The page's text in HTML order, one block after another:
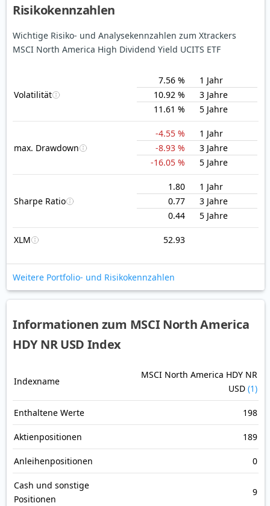
Risikokennzahlen
Wichtige Risiko- und Analysekennzahlen zum Xtrackers
MSCI North America High Dividend Yield UCITS ETF
Volatilität
7.56 %
1 Jahr
10.92 %
3 Jahre
11.61 %
5 Jahre
max. Drawdown
-4.55 %
1 Jahr
-8.93 %
3 Jahre
-16.05 %
5 Jahre
Sharpe Ratio
1.80
1 Jahr
0.77
3 Jahre
0.44
5 Jahre
XLM 52.93
Weitere Portfolio- und Risikokennzahlen
Informationen zum MSCI North America
HDY NR USD Index
Indexname
MSCI North America HDY NR
USD (1)
Enthaltene Werte 198
Aktienpositionen 189
Anleihenpositionen 0
Cash und sonstige
Positionen
9